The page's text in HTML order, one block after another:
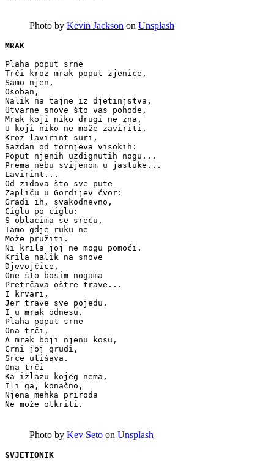
Photo by Kevin Jackson on Unsplash
MRAK
Plaha poput srne
Trči kroz mrak poput zjenice,
Samo njen,
Osoban,
Nalik na tajne iz djetinjstva,
Utvarne snove što vas pohode,
Mrak koji niko drugi ne zna,
U koji niko ne može zaviriti,
Kroz lavirint suri,
Sazdan od tornjeva visokih:
Poput njenih uzdignutih nogu...
Prema nebu svijenom u jastuke...
Lavirint...
Od zidova što sve pute
Zapliću u Gordijev čvor:
Gradi ih, svakodnevno,
Ciglu po ciglu:
S oblacima se sreću,
Tamo gdje ruku ne
Može pružiti.
Ni krila joj ne mogu pomoći.
Krila nalik na snove
Djevojčice,
One što bosim nogama
Pretrčava oštre trave...
I krvari,
Jer trave sve pojedu.
I u mrak odnesu.
Plaha poput srne
Ona trči,
A mrak boji njenu kosu,
Crni joj grudi,
Srce utišava.
Ona trči
Ka izlazu kojeg nema,
Ili ga, konačno,
Njena mehka priroda
Ne može otkriti.
Photo by Kev Seto on Unsplash